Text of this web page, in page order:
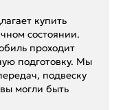
купить
состоянии.
проходит
подготовку. Мы
подвеску
могли быть